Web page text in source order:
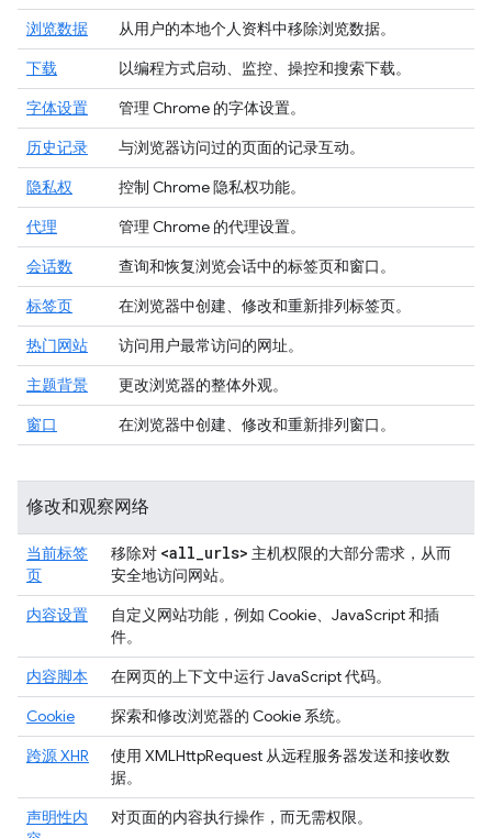
浏览数据
从用户的本地个人资料中移除浏览数据。
下载
以编程方式启动、监控、操控和搜索下载。
字体设置
管理 Chrome 的字体设置。
历史记录
与浏览器访问过的页面的记录互动。
隐私权
控制 Chrome 隐私权功能。
代理
管理 Chrome 的代理设置。
会话数
查询和恢复浏览会话中的标签页和窗口。
标签页
在浏览器中创建、修改和重新排列标签页。
热门网站
访问用户最常访问的网址。
主题背景
更改浏览器的整体外观。
窗口
在浏览器中创建、修改和重新排列窗口。
修改和观察网络
当前标签
页
移除对 <all_urls> 主机权限的大部分需求，从而
安全地访问网站。
内容设置
自定义网站功能，例如 Cookie、JavaScript 和插
件。
内容脚本
在网页的上下文中运行 JavaScript 代码。
Cookie
探索和修改浏览器的 Cookie 系统。
跨源 XHR
使用 XMLHttpRequest 从远程服务器发送和接收数
据。
声明性内
对页面的内容执行操作，而无需权限。